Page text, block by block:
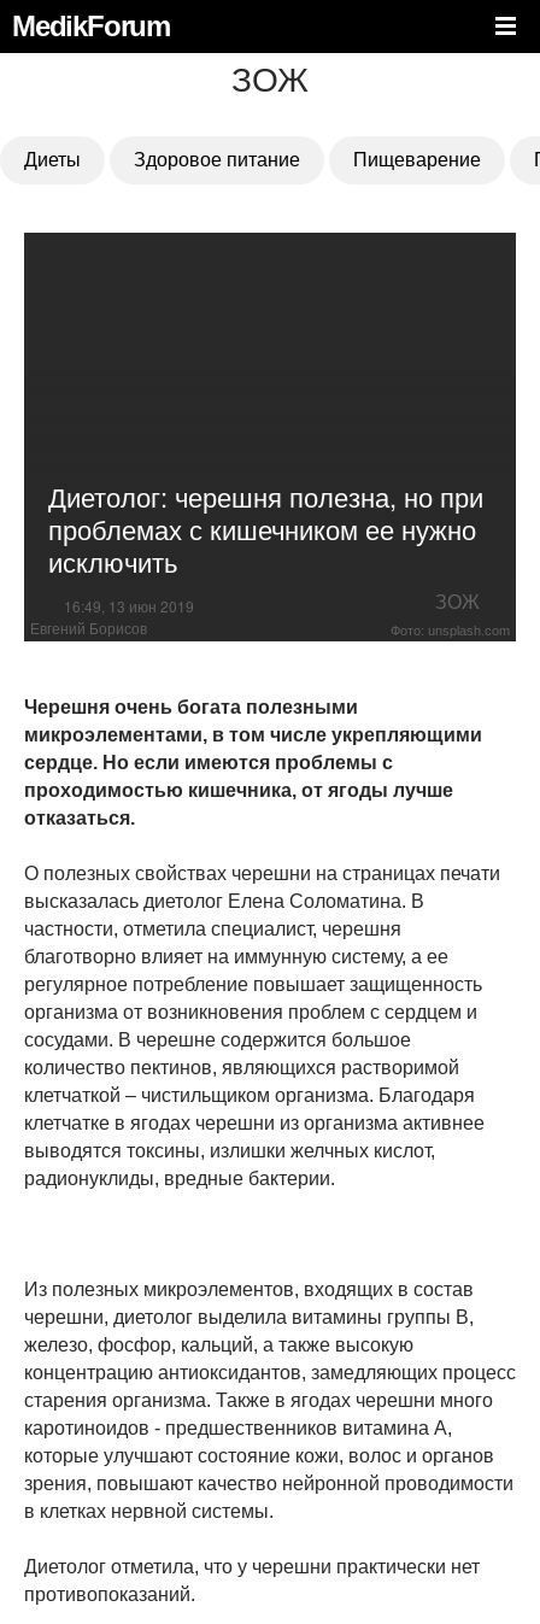
MedikForum
ЗОЖ
Диеты Здоровое питание Пищеварение
Диетолог: черешня полезна, но при
проблемах с кишечником ее нужно
исключить
16:49, 13 июн 2019 ЗОЖ
Евгений Борисов Фото: unsplash.com
Черешня очень богата полезными
микроэлементами, в том числе укрепляющими
сердце. Но если имеются проблемы с
проходимостью кишечника, от ягоды лучше
отказаться.
О полезных свойствах черешни на страницах печати
высказалась диетолог Елена Соломатина. В
частности, отметила специалист, черешня
благотворно влияет на иммунную систему, а ее
регулярное потребление повышает защищенность
организма от возникновения проблем с сердцем и
сосудами. В черешне содержится большое
количество пектинов, являющихся растворимой
клетчаткой – чистильщиком организма. Благодаря
клетчатке в ягодах черешни из организма активнее
выводятся токсины, излишки желчных кислот,
радионуклиды, вредные бактерии.
Из полезных микроэлементов, входящих в состав
черешни, диетолог выделила витамины группы В,
железо, фосфор, кальций, а также высокую
концентрацию антиоксидантов, замедляющих процесс
старения организма. Также в ягодах черешни много
каротиноидов - предшественников витамина А,
которые улучшают состояние кожи, волос и органов
зрения, повышают качество нейронной проводимости
в клетках нервной системы.
Диетолог отметила, что у черешни практически нет
противопоказаний.